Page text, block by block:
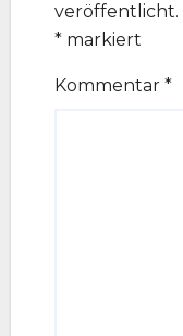
veröffentlicht.
* markiert
Kommentar *